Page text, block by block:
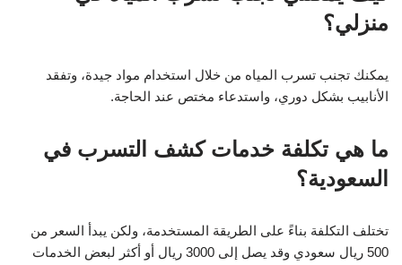
منزلي؟
يمكنك تجنب تسرب المياه من خلال استخدام مواد جيدة، وتفقد
الأنابيب بشكل دوري، واستدعاء مختص عند الحاجة.
ما هي تكلفة خدمات كشف التسرب في
السعودية؟
تختلف التكلفة بناءً على الطريقة المستخدمة، ولكن يبدأ السعر من
500 ريال سعودي وقد يصل إلى 3000 ريال أو أكثر لبعض الخدمات